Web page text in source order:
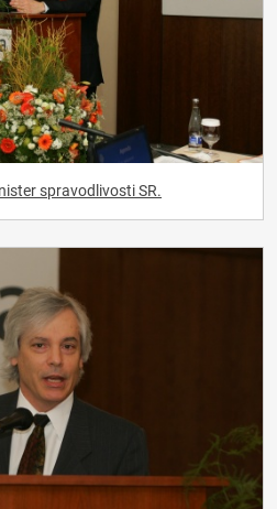
spravodlivosti SR.